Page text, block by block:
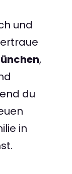
und
,
du
in